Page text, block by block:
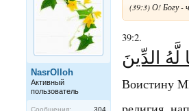
NasrOlloh
Активный
пользователь
Сообщения:
304
(39:3) О! Богу -
39:2.
الدِّينَ
Воистину